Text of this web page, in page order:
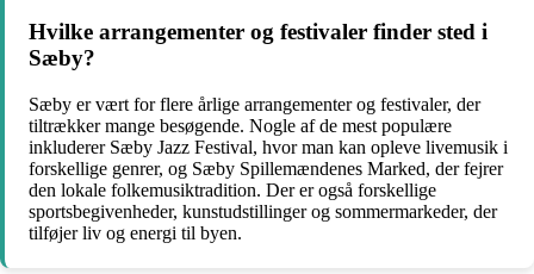
Hvilke arrangementer og festivaler finder sted i
Sæby?
Sæby er vært for flere årlige arrangementer og festivaler, der
tiltrækker mange besøgende. Nogle af de mest populære
inkluderer Sæby Jazz Festival, hvor man kan opleve livemusik i
forskellige genrer, og Sæby Spillemændenes Marked, der fejrer
den lokale folkemusiktradition. Der er også forskellige
sportsbegivenheder, kunstudstillinger og sommermarkeder, der
tilføjer liv og energi til byen.